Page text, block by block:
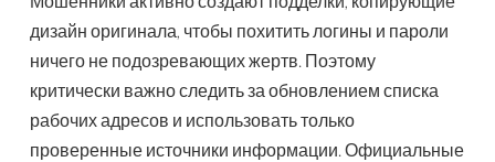
дизайн оригинала, чтобы похитить логины и пароли
ничего не подозревающих жертв. Поэтому
критически важно следить за обновлением списка
рабочих адресов и использовать только
проверенные источники информации. Официальные